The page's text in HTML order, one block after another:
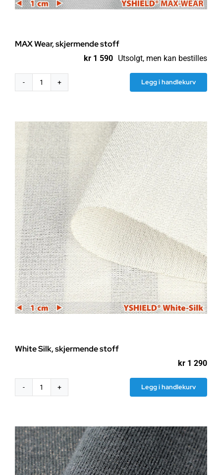
MAX Wear, skjermende stoff
kr 1 590 Utsolgt, men kan bestilles
MAX
stoff
antall
Legg i handlekurv
White Silk, skjermende stoff
kr 1 290
White
stoff
antall
Legg i handlekurv